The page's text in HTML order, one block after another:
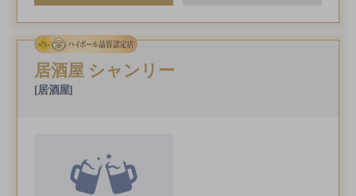
居酒屋 シャンリー
[居酒屋]